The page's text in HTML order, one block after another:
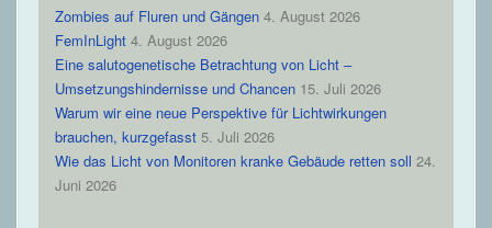
Zombies auf Fluren und Gängen 4. August 2026
FemInLight 4. August 2026
Eine salutogenetische Betrachtung von Licht –
Umsetzungshindernisse und Chancen 15. Juli 2026
Warum wir eine neue Perspektive für Lichtwirkungen
brauchen, kurzgefasst 5. Juli 2026
Wie das Licht von Monitoren kranke Gebäude retten soll 24.
Juni 2026